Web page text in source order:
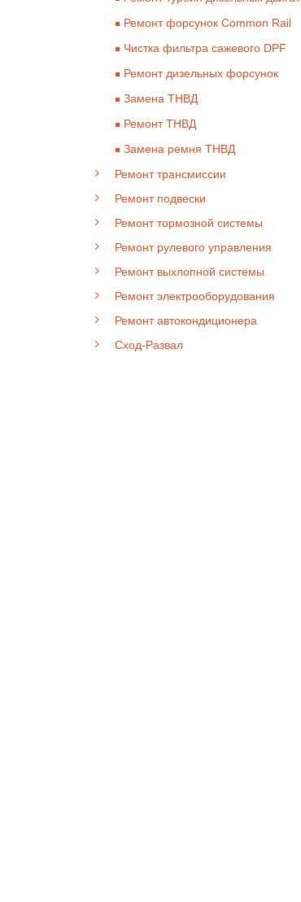
Ремонт форсунок Common Rail
Чистка фильтра сажевого DPF
Ремонт дизельных форсунок
Замена ТНВД
Ремонт ТНВД
Замена ремня ТНВД
Ремонт трансмиссии
Ремонт подвески
Ремонт тормозной системы
Ремонт рулевого управления
Ремонт выхлопной системы
Ремонт электрооборудования
Ремонт автокондиционера
Сход-Развал